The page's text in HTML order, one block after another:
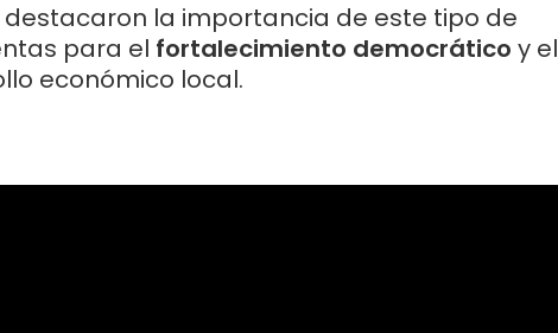
la importancia de este tipo de
para el fortalecimiento democrático y el
económico local.